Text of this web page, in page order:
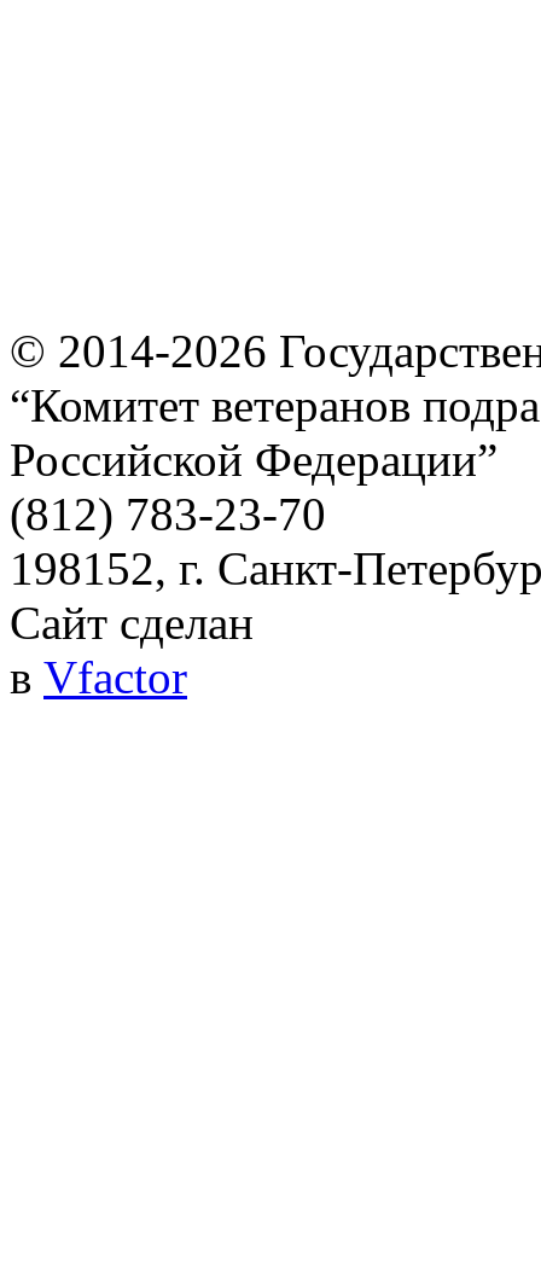
© 2014-2026
“Комитет ветеранов
Российской Федерации”
(812) 783-23-70
198152, г. Санкт-
Сайт сделан
в Vfactor